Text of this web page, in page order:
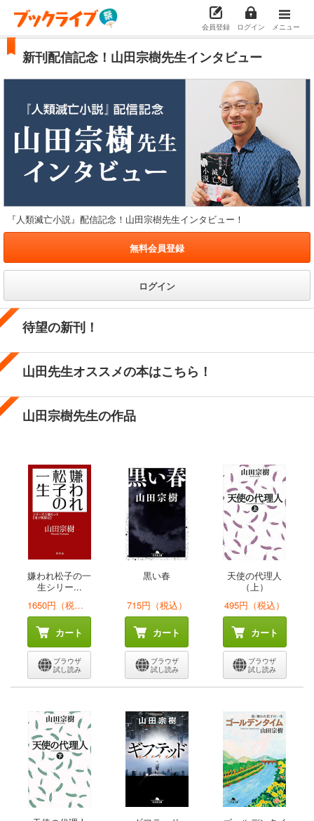
会員登録 ログイン メニュー
新刊配信記念！山田宗樹先生インタビュー
『人類滅亡小説』配信記念！山田宗樹先生インタビュー！
無料会員登録
ログイン
待望の新刊！
山田先生オススメの本はこちら！
山田宗樹先生の作品
嫌われ松子の一
生シリー...
1650円（税込）
カート
ブラウザ
試し読み
黒い春
715円（税込）
カート
ブラウザ
試し読み
天使の代理人
（上）
495円（税込）
カート
ブラウザ
試し読み